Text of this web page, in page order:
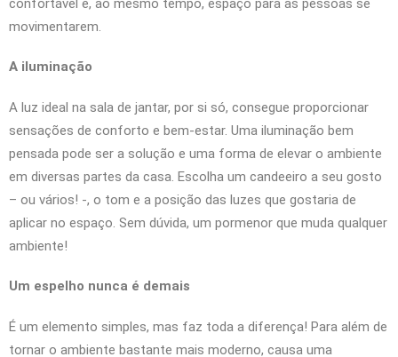
movimentarem.
A iluminação
A luz ideal na sala de jantar, por si só, consegue proporcionar
sensações de conforto e bem-estar. Uma iluminação bem
pensada pode ser a solução e uma forma de elevar o ambiente
em diversas partes da casa. Escolha um candeeiro a seu gosto
– ou vários! -, o tom e a posição das luzes que gostaria de
aplicar no espaço. Sem dúvida, um pormenor que muda qualquer
ambiente!
Um espelho nunca é demais
É um elemento simples, mas faz toda a diferença! Para além de
tornar o ambiente bastante mais moderno, causa uma